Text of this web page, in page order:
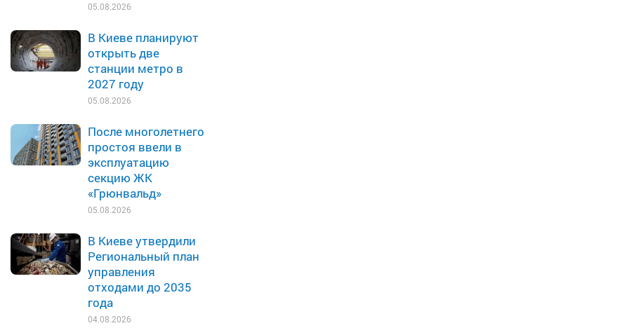
05.08.2026
В Киеве планируют
открыть две
станции метро в
2027 году
05.08.2026
После многолетнего
простоя ввели в
эксплуатацию
секцию ЖК
«Грюнвальд»
05.08.2026
В Киеве утвердили
Региональный план
управления
отходами до 2035
года
04.08.2026